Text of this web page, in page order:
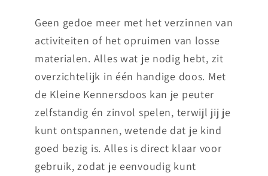
Geen gedoe meer met het verzinnen van
activiteiten of het opruimen van losse
materialen. Alles wat je nodig hebt, zit
overzichtelijk in één handige doos. Met
de Kleine Kennersdoos kan je peuter
zelfstandig én zinvol spelen, terwijl jij je
kunt ontspannen, wetende dat je kind
goed bezig is. Alles is direct klaar voor
gebruik, zodat je eenvoudig kunt